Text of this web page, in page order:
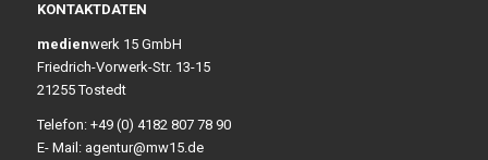
KONTAKTDATEN
medienwerk 15 GmbH
Friedrich-Vorwerk-Str. 13-15
21255 Tostedt
Telefon: +49 (0) 4182 807 78 90
E- Mail: agentur@mw15.de